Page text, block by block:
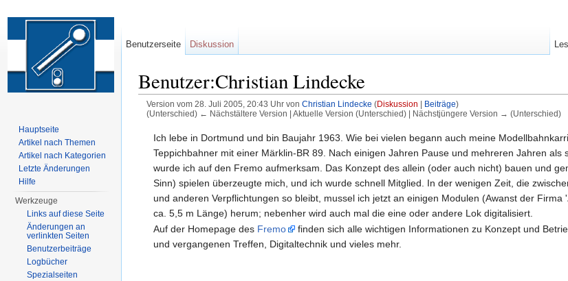
Benutzer:Christian Lindecke
Version vom 28. Juli 2005, 20:43 Uhr von Christian Lindecke (Diskussion Beiträge)
(Unterschied) ← Nächstältere Version | Aktuelle Version (Unterschied) | Nächstjüngere Version → (Unterschied)
Ich lebe in Dortmund und bin Baujahr 1963. Wie bei vielen begann auch meine
Teppichbahner mit einer Märklin-BR 89. Nach einigen Jahren Pause und mehreren Jahren als
wurde ich auf den Fremo aufmerksam. Das Konzept des allein (oder auch nicht) bauen und
Sinn) spielen überzeugte mich, und ich wurde schnell Mitglied. In der wenigen Zeit, die
und anderen Verpflichtungen so bleibt, mussel ich jetzt an einigen Modulen (Awanst der Firma
ca. 5,5 m Länge) herum; nebenher wird auch mal die eine oder andere Lok digitalisiert.
Auf der Homepage des Fremo
finden sich alle wichtigen Informationen zu Konzept und
und vergangenen Treffen, Digitaltechnik und vieles mehr.
Benutzerseite Diskussion
Hauptseite
Artikel nach Themen
Artikel nach Kategorien
Letzte Änderungen
Hilfe
Werkzeuge
Links auf diese Seite
Änderungen an
verlinkten Seiten
Benutzerbeiträge
Logbücher
Spezialseiten